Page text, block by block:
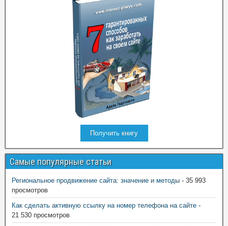
Получить книгу
Самые популярные статьи
Региональное продвижение сайта: значение и методы - 35 993
просмотров
Как сделать активную ссылку на номер телефона на сайте -
21 530 просмотров